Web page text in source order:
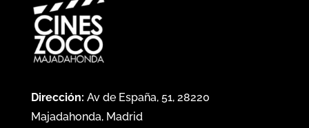
Dirección: Av de España, 51, 28220
Majadahonda, Madrid